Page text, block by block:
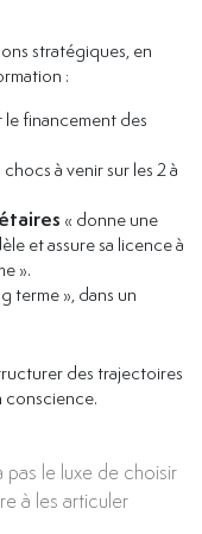
stratégiques, en
:
le financement des
à venir sur les 2 à
« donne une
et assure sa licence à
».
terme », dans un
des trajectoires
conscience.
pas le luxe de choisir
à les articuler